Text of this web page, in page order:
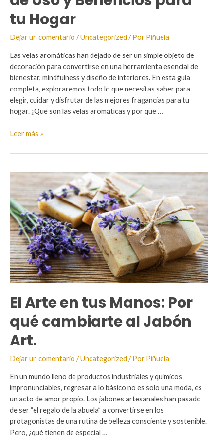
tu Hogar
Dejar un comentario /Uncategorized / Por Piñuela
Las velas aromáticas han dejado de ser un simple objeto de
decoración para convertirse en una herramienta esencial de
bienestar, mindfulness y diseño de interiores. En esta guía
completa, exploraremos todo lo que necesitas saber para
elegir, cuidar y disfrutar de las mejores fragancias para tu
hogar. ¿Qué son las velas aromáticas y por qué …
Velas
Guia
Uso
Beneficios
para
tu
Hogar
Leer más »
El Arte en tus Manos: Por
qué cambiarte al Jabón
Art.
Dejar un comentario /Uncategorized / Por Piñuela
En un mundo lleno de productos industriales y químicos
impronunciables, regresar a lo básico no es solo una moda, es
un acto de amor propio. Los jabones artesanales han pasado
de ser “el regalo de la abuela” a convertirse en los
protagonistas de una rutina de belleza consciente y sostenible.
Pero, ¿qué tienen de especial …